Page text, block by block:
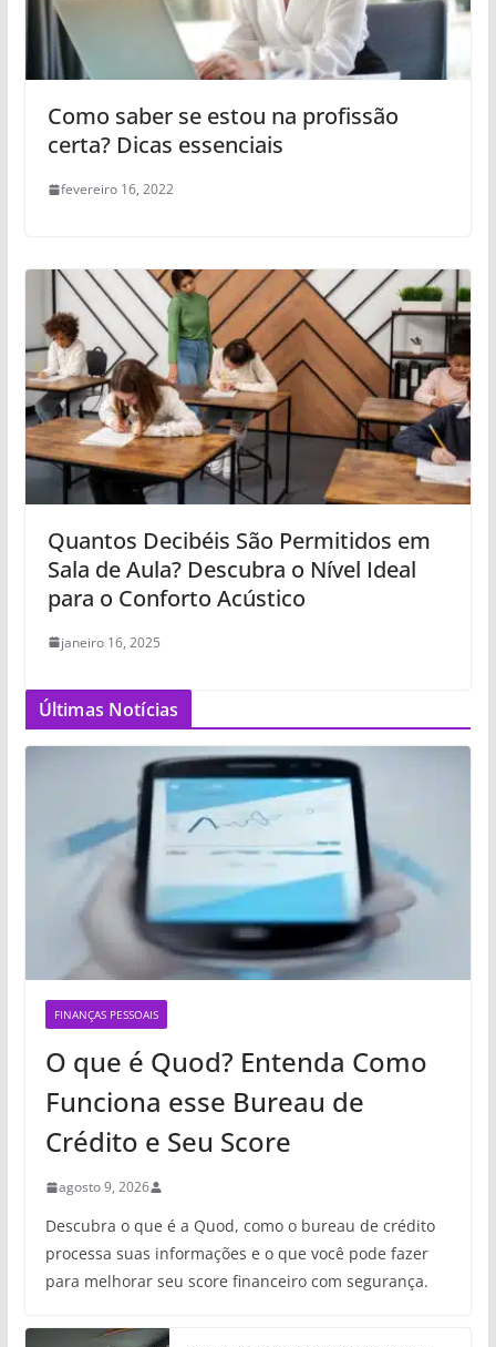
Como saber se estou na profissão
certa? Dicas essenciais
fevereiro 16, 2022
Quantos Decibéis São Permitidos em
Sala de Aula? Descubra o Nível Ideal
para o Conforto Acústico
janeiro 16, 2025
Últimas Notícias
FINANÇAS PESSOAIS
O que é Quod? Entenda Como
Funciona esse Bureau de
Crédito e Seu Score
agosto 9, 2026
Descubra o que é a Quod, como o bureau de crédito
processa suas informações e o que você pode fazer
para melhorar seu score financeiro com segurança.